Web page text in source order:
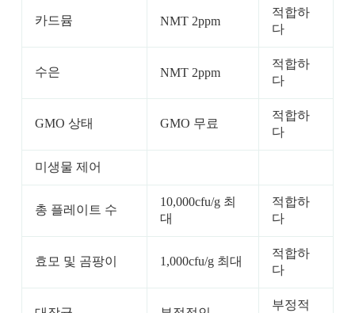
카드뮴 NMT 2ppm
적합하
다
수은 NMT 2ppm
적합하
다
GMO 상태 GMO 무료
적합하
다
미생물 제어
총 플레이트 수
10,000cfu/g 최
대
적합하
다
효모 및 곰팡이 1,000cfu/g 최대
적합하
다
부정적